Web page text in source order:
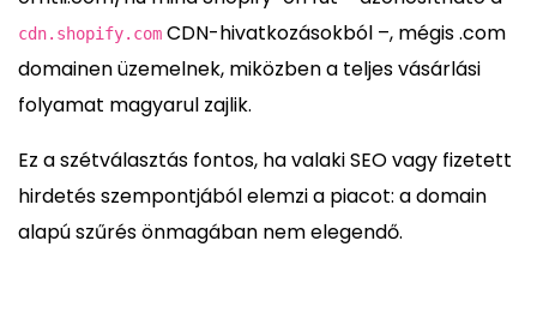
cdn.shopify.com CDN-hivatkozásokból –, mégis .com
domainen üzemelnek, miközben a teljes vásárlási
folyamat magyarul zajlik.
Ez a szétválasztás fontos, ha valaki SEO vagy fizetett
hirdetés szempontjából elemzi a piacot: a domain
alapú szűrés önmagában nem elegendő.